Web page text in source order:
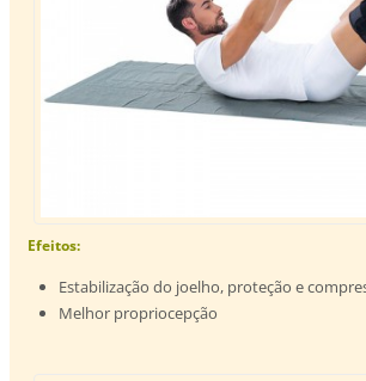
Efeitos:
Estabilização do joelho, proteção e
Melhor propriocepção